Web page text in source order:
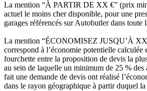
La mention “À PARTIR DE XX €” (prix
actuel le moins cher disponible, pour une
garages référencés sur Autobutler dans toute
La mention “ÉCONOMISEZ JUSQU’À
correspond à l’économie potentielle calculée
fourchette entre la proposition de devis la
au sein de laquelle un minimum de 25 % des
fait une demande de devis ont réalisé
dans le rayon géographique à partir duquel la